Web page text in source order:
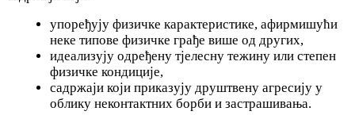
упоређују физичке карактеристике, афирмишући
неке типове физичке грађе више од других,
идеализују одређену тјелесну тежину или степен
физичке кондиције,
садржаји који приказују друштвену агресију у
облику неконтактних борби и застрашивања.